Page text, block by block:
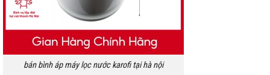
bán bình áp máy lọc nước karofi tại hà nội